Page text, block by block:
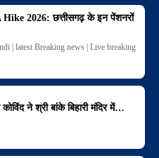
2026: छत्तीसगढ़ के इन पेंशनरों
| latest Breaking news | Live breaking
कोविंद ने श्री बांके बिहारी मंदिर में…